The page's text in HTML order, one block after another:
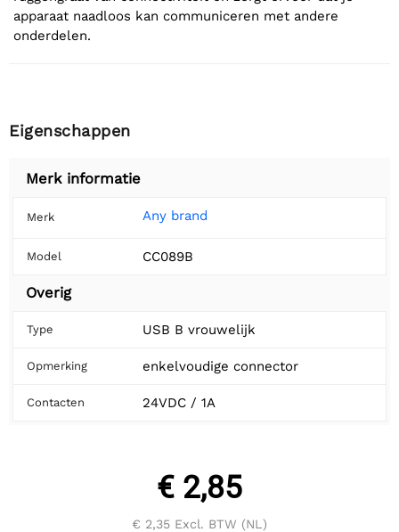
apparaat naadloos kan communiceren met andere
onderdelen.
Eigenschappen
Merk informatie
Merk Any brand
Model CC089B
Overig
Type USB B vrouwelijk
Opmerking enkelvoudige connector
Contacten 24VDC / 1A
€ 2,85
€ 2,35 Excl. BTW (NL)